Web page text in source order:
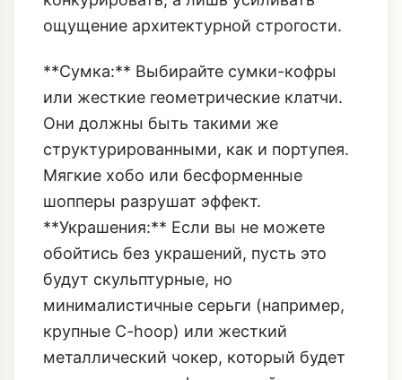
Они должны быть такими же
Мягкие хобо или бесформенные
шопперы разрушат эффект.
**Украшения:** Если вы не можете
обойтись без украшений, пусть это
будут скульптурные, но
минималистичные серьги (например,
крупные C-hoop) илижесткий
металлический чокер, который будет
гармонировать с фурнитурой
портупеи. Избегайте многослойности и
излишнего блеска.
**Воротник:** Под блейзером